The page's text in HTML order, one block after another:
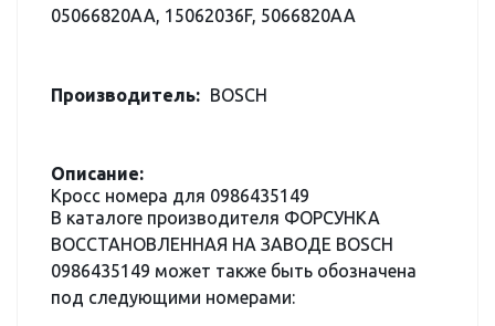
05066820AA, 15062036F, 5066820AA
Производитель: BOSCH
Описание:
Кросс номера для 0986435149
В каталоге производителя ФОРСУНКА
ВОССТАНОВЛЕННАЯ НА ЗАВОДЕ BOSCH
0986435149 может также быть обозначена
под следующими номерами: